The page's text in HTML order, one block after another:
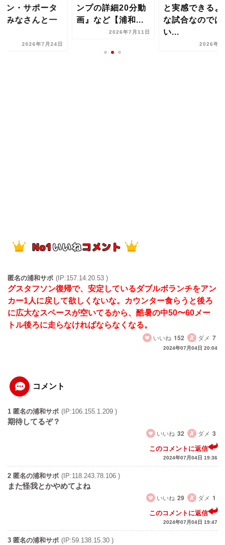
ン・サポータ
みなさんと一
2026年7月24日
ンプの詳細20分動
画』など【浦和...
2026年7月11日
と実感できるよ
な試合なのでは
い...
2026年8
匿名の浦和サポ (IP:157.14.20.53 )
グスタフソン復帰で、安定しているダブルボランチをアン
カー1人に戻して欲しくないな。カウンター食らうと後ろ
に広大なスペースが空いてるから、酷暑の中50〜60メー
トル後ろに走らなければならなくなる。
いいね 152 ダメ 7
2024年07月04日 20:04
コメント
1 匿名の浦和サポ (IP:106.155.1.209 )
期待してるぞ？
いいね 32 ダメ 3
このコメントに返信
2024年07月04日 19:36
2 匿名の浦和サポ (IP:118.243.78.106 )
また怪我とかやめてよね
いいね 29 ダメ 1
このコメントに返信
2024年07月04日 19:47
3 匿名の浦和サポ (IP:59.138.15.30 )